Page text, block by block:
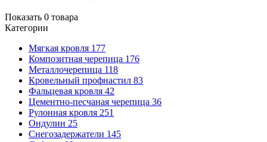
Показать 0 товара
Категории
Мягкая кровля 177
Композитная черепица 176
Металлочерепица 118
Кровельный профнастил 83
Фальцевая кровля 42
Цементно-песчаная черепица 36
Рулонная кровля 251
Ондулин 25
Снегозадержатели 145